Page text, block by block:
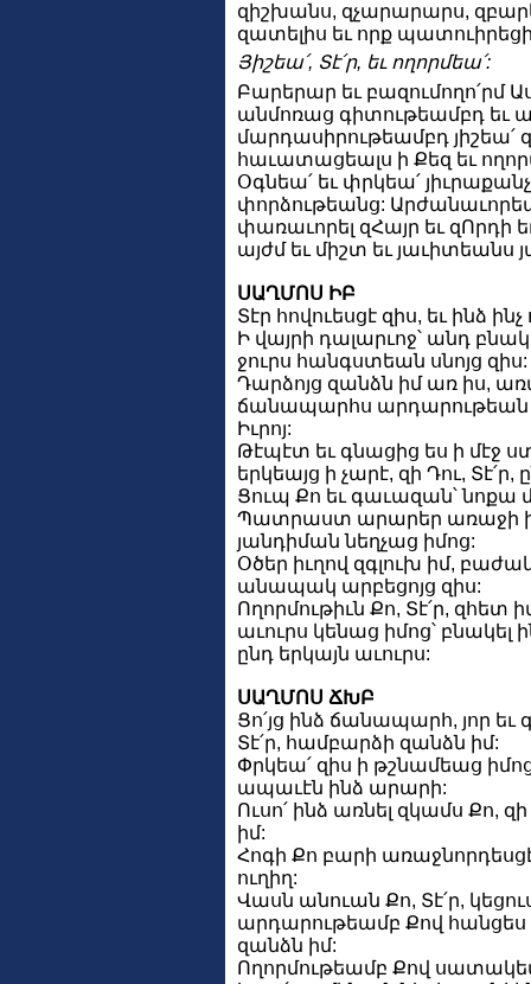
զիշխանս, զչարարարս,
զատելիս եւ որք
Յիշեա՛, Տէ՛ր, եւ ողորմեա՛:
Բարերար եւ բազումողո՛րմ
անմոռաց գիտութեամբդ եւ
մարդասիրութեամբդ յիշեա՛
հաւատացեալս ի Քեզ եւ
Օգնեա՛ եւ փրկեա՛
փորձութեանց:
փառաւորել զՀայր եւ զՈրդի
այժմ եւ միշտ եւ յաւիտեանս
ՍԱՂՄՈՍ ԻԲ
Տէր հովուեսցէ զիս, եւ ինձ
Ի վայրի դալարւոջ՝ անդ
ջուրս հանգստեան սնոյց զիս:
Դարձոյց զանձն իմ առ իս,
ճանապարհս արդարութեան
Իւրոյ:
Թէպէտ եւ գնացից ես ի մէջ
երկեայց ի չարէ, զի Դու, Տէ՛ր,
Ցուպ Քո եւ գաւազան՝ նոքա
Պատրաստ արարեր առաջի
յանդիման նեղչաց իմոց:
Օծեր իւղով զգլուխ իմ,
անապակ արբեցոյց զիս:
Ողորմութիւն Քո, Տէ՛ր, զհետ
աւուրս կենաց իմոց՝
ընդ երկայն աւուրս:
ՍԱՂՄՈՍ ՃԽԲ
Ցո՛յց ինձ ճանապարհ, յոր եւ
Տէ՛ր, համբարձի զանձն իմ:
Փրկեա՛ զիս ի թշնամեաց
ապաւէն ինձ արարի:
Ուսո՛ ինձ առնել զկամս Քո,
իմ:
Հոգի Քո բարի առաջնորդեսցէ
ուղիղ:
Վասն անուան Քո, Տէ՛ր,
արդարութեամբ Քով հանցես
զանձն իմ:
Ողորմութեամբ Քով